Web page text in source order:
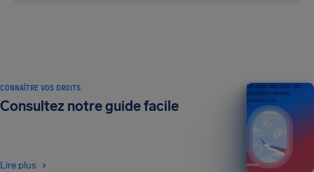
CONNAÎTRE VOS DROITS
Consultez notre guide facile
Lire plus
Un guide des droits des
passagers aériens
ÉDITION 2026